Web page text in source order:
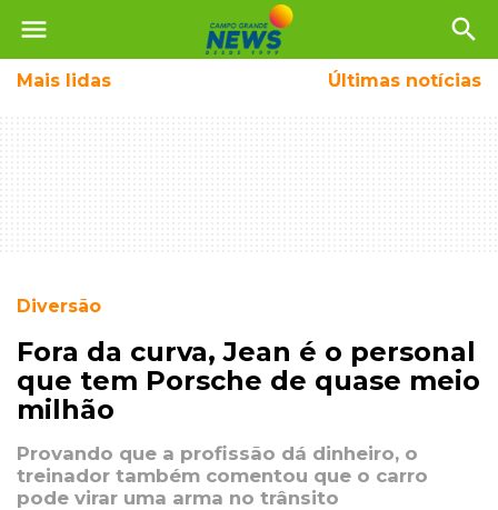
menu search
Mais lidas Últimas notícias
Diversão
Fora da curva, Jean é o personal
que tem Porsche de quase meio
milhão
Provando que a profissão dá dinheiro, o
treinador também comentou que o carro
pode virar uma arma no trânsito